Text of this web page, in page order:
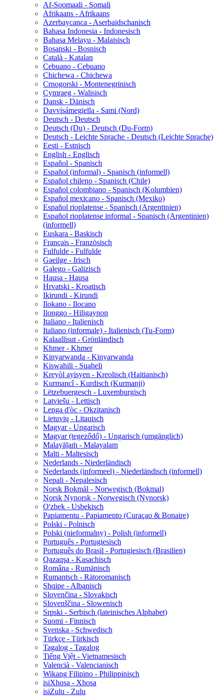
Af-Soomaali - Somali
Afrikaans - Afrikaans
Azerbaycanca - Aserbaidschanisch
Bahasa Indonesia - Indonesisch
Bahasa Melayu - Malaisisch
Bosanski - Bosnisch
Català - Katalan
Cebuano - Cebuano
Chichewa - Chichewa
Crnogorski - Montenegrinisch
Cymraeg - Walisisch
Dansk - Dänisch
Davvisámegiella - Sami (Nord)
Deutsch - Deutsch
Deutsch (Du) - Deutsch (Du-Form)
Deutsch - Leichte Sprache - Deutsch (Leichte Sprache)
Eesti - Estnisch
English - Englisch
Español - Spanisch
Español (informal) - Spanisch (informell)
Español chileno - Spanisch (Chile)
Español colombiano - Spanisch (Kolumbien)
Español mexicano - Spanisch (Mexiko)
Español rioplatense - Spanisch (Argentinien)
Español rioplatense informal - Spanisch (Argentinien)
(informell)
Euskara - Baskisch
Français - Französisch
Fulfulde - Fulfulde
Gaeilge - Irisch
Galego - Galizisch
Hausa - Hausa
Hrvatski - Kroatisch
Ikirundi - Kirundi
Ilokano - Ilocano
Ilonggo - Hiligaynon
Italiano - Italienisch
Italiano (informale) - Italienisch (Tu-Form)
Kalaallisut - Grönländisch
Khmer - Khmer
Kinyarwanda - Kinyarwanda
Kiswahili - Suaheli
Kreyòl ayisyen - Kreolisch (Haitianisch)
Kurmancî - Kurdisch (Kurmanji)
Lëtzebuergesch - Luxemburgisch
Latviešu - Lettisch
Lenga d'òc - Okzitanisch
Lietuvių - Litauisch
Magyar - Ungarisch
Magyar (tegeződő) - Ungarisch (umgänglich)
Malayāḷaṁ - Malayalam
Malti - Maltesisch
Nederlands - Niederländisch
Nederlands (informeel) - Niederländisch (informell)
Nepali - Nepalesisch
Norsk Bokmål - Norwegisch (Bokmal)
Norsk Nynorsk - Norwegisch (Nynorsk)
O'zbek - Usbekisch
Papiamentu - Papiamento (Curaçao & Bonaire)
Polski - Polnisch
Polski (nieformalny) - Polish (informell)
Português - Portugiesisch
Português do Brasil - Portugiesisch (Brasilien)
Qazaqşa - Kasachisch
Româna - Rumänisch
Rumantsch - Rätoromanisch
Shqipe - Albanisch
Slovenčina - Slovakisch
Slovenščina - Slowenisch
Srpski - Serbisch (lateinisches Alphabet)
Suomi - Finnisch
Svenska - Schwedisch
Türkçe - Türkisch
Tagalog - Tagalog
Tiếng Việt - Vietnamesisch
Valencià - Valencianisch
Wikang Filipino - Philippinisch
isiXhosa - Xhosa
isiZulu - Zulu